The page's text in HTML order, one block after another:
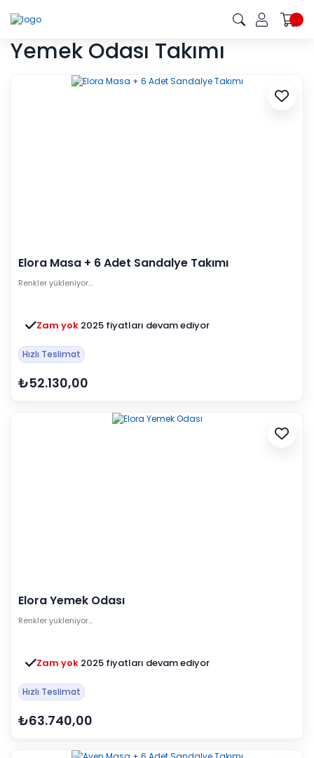
Yemek Odası Takımı
Elora Masa + 6 Adet Sandalye Takımı
Renkler yükleniyor…
Zam yok 2025 fiyatları devam ediyor
Hızlı Teslimat
₺52.130,00
Elora Yemek Odası
Renkler yükleniyor…
Zam yok 2025 fiyatları devam ediyor
Hızlı Teslimat
₺63.740,00